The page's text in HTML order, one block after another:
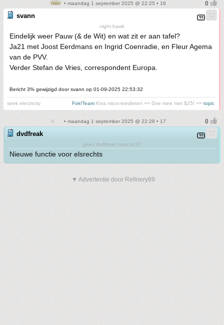
• maandag 1 september 2025 @ 22:25 • 16
svann
night-hawk
Eindelijk weer Pauw (& de Wit) en wat zit er aan tafel?
Ja21 met Joost Eerdmans en Ingrid Coenradie, en Fleur Agema
van de PVV.
Verder Stefan de Vries, correspondent Europa.
Bericht 3% gewijzigd door svann op 01-09-2025 22:53:32
seek electricity Fok!Team Kiva micro-kredieten == Doe mee met $25! == topic
• maandag 1 september 2025 @ 22:28 • 17
dvdfreak
geen dvdfreak maar kc27
Nieuwe functie voor elsrechts
▼ Advertentie door Refinery89